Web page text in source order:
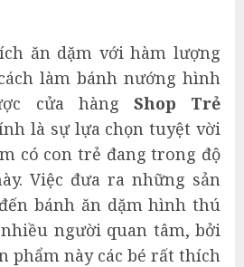
ăn dặm với hàm lượng
làm bánh nướng hình
cửa hàng Shop Trẻ
là sự lựa chọn tuyệt vời
có con trẻ đang trong độ
Việc đưa ra những sản
bánh ăn dặm hình thú
người quan tâm, bởi
phẩm này các bé rất thích